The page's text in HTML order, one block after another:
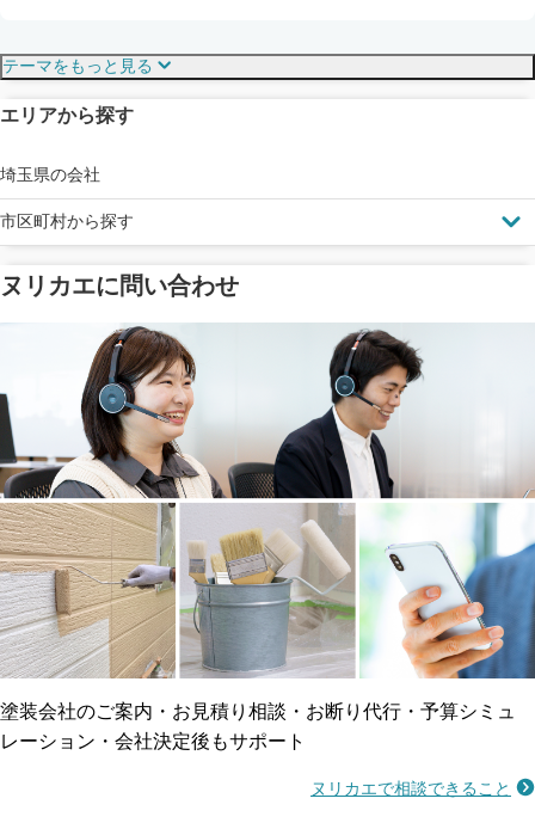
塗料の​品質を​保証
メーカー保証
工事保険
ご近所トラブルに
賠償保険
見えにくい屋根も安心
ドローン診断
省エネ効果
断熱・遮熱塗料対応
雨漏り修繕
防水工事
マンション・アパート対応
テーマをもっと見る
エリアから探す
埼玉県の会社
市区町村から探す
ヌリカエに問い合わせ
塗装会社のご案内・お見積り相談・お断り代行・予算シミュ
レーション・会社決定後もサポート
ヌリカエで相談できること